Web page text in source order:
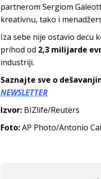
partnerom Sergiom
kreativnu, tako i
Iza sebe nije ostavio decu
prihod od 2,3 milijarde
industriji.
Saznajte sve o
NEWSLETTER
Izvor: BIZlife/Reuters
Foto:AP Photo/Antonio